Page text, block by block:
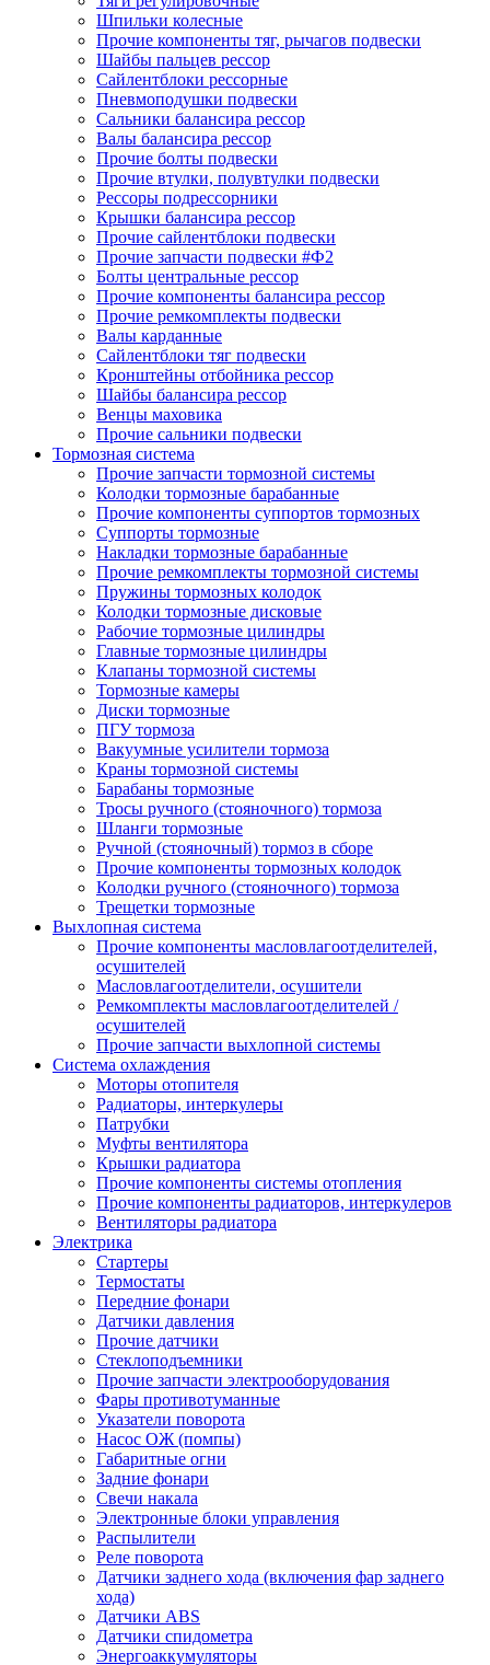
Шпильки колесные
Прочие компоненты тяг, рычагов подвески
Шайбы пальцев рессор
Сайлентблоки рессорные
Пневмоподушки подвески
Сальники балансира рессор
Валы балансира рессор
Прочие болты подвески
Прочие втулки, полувтулки подвески
Рессоры подрессорники
Крышки балансира рессор
Прочие сайлентблоки подвески
Прочие запчасти подвески #Ф2
Болты центральные рессор
Прочие компоненты балансира рессор
Прочие ремкомплекты подвески
Валы карданные
Сайлентблоки тяг подвески
Кронштейны отбойника рессор
Шайбы балансира рессор
Венцы маховика
Прочие сальники подвески
Тормозная система
Прочие запчасти тормозной системы
Колодки тормозные барабанные
Прочие компоненты суппортов тормозных
Суппорты тормозные
Накладки тормозные барабанные
Прочие ремкомплекты тормозной системы
Пружины тормозных колодок
Колодки тормозные дисковые
Рабочие тормозные цилиндры
Главные тормозные цилиндры
Клапаны тормозной системы
Тормозные камеры
Диски тормозные
ПГУ тормоза
Вакуумные усилители тормоза
Краны тормозной системы
Барабаны тормозные
Тросы ручного (стояночного) тормоза
Шланги тормозные
Ручной (стояночный) тормоз в сборе
Прочие компоненты тормозных колодок
Колодки ручного (стояночного) тормоза
Трещетки тормозные
Выхлопная система
Прочие компоненты масловлагоотделителей,
осушителей
Масловлагоотделители, осушители
Ремкомплекты масловлагоотделителей /
осушителей
Прочие запчасти выхлопной системы
Система охлаждения
Моторы отопителя
Радиаторы, интеркулеры
Патрубки
Муфты вентилятора
Крышки радиатора
Прочие компоненты системы отопления
Прочие компоненты радиаторов, интеркулеров
Вентиляторы радиатора
Электрика
Стартеры
Термостаты
Передние фонари
Датчики давления
Прочие датчики
Стеклоподъемники
Прочие запчасти электрооборудования
Фары противотуманные
Указатели поворота
Насос ОЖ (помпы)
Габаритные огни
Задние фонари
Свечи накала
Электронные блоки управления
Распылители
Реле поворота
Датчики заднего хода (включения фар заднего
хода)
Датчики ABS
Датчики спидометра
Энергоаккумуляторы